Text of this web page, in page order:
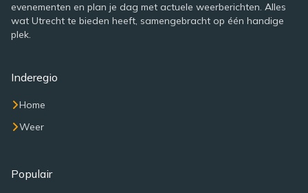
evenementen en plan je dag met actuele weerberichten. Alles
wat Utrecht te bieden heeft, samengebracht op één handige
plek.
Inderegio
Home
Weer
Populair